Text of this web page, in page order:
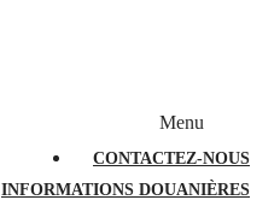
CONTACTEZ-NOUS
INFORMATIONS DOUANIÈRES
Menu